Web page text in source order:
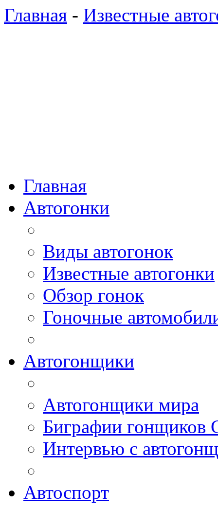
Главная - Известные
Главная
Автогонки
Виды автогонок
Известные автогонки
Обзор гонок
Гоночные
Автогонщики
Автогонщики мира
Биграфии гонщиков
Интервью с
Автоспорт